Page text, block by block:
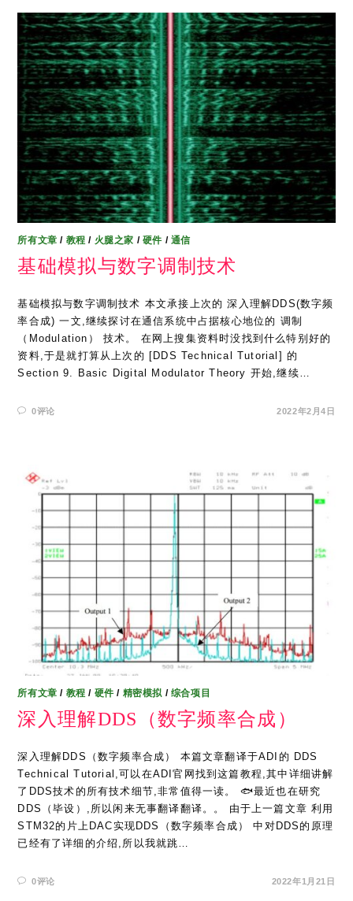
所有文章 / 教程 / 火腿之家 / 硬件 / 通信
基础模拟与数字调制技术
基础模拟与数字调制技术 本文承接上次的 深入理解DDS(数字频
率合成) 一文,继续探讨在通信系统中占据核心地位的 调制
（Modulation） 技术。 在网上搜集资料时没找到什么特别好的
资料,于是就打算从上次的 [DDS Technical Tutorial] 的
Section 9. Basic Digital Modulator Theory 开始,继续…
0评论 2022年2月4日
所有文章 / 教程 / 硬件 / 精密模拟 / 综合项目
深入理解DDS（数字频率合成）
深入理解DDS（数字频率合成） 本篇文章翻译于ADI的 DDS
Technical Tutorial,可以在ADI官网找到这篇教程,其中详细讲解
了DDS技术的所有技术细节,非常值得一读。 🐟最近也在研究
DDS（毕设）,所以闲来无事翻译翻译。。 由于上一篇文章 利用
STM32的片上DAC实现DDS（数字频率合成） 中对DDS的原理
已经有了详细的介绍,所以我就跳…
0评论 2022年1月21日